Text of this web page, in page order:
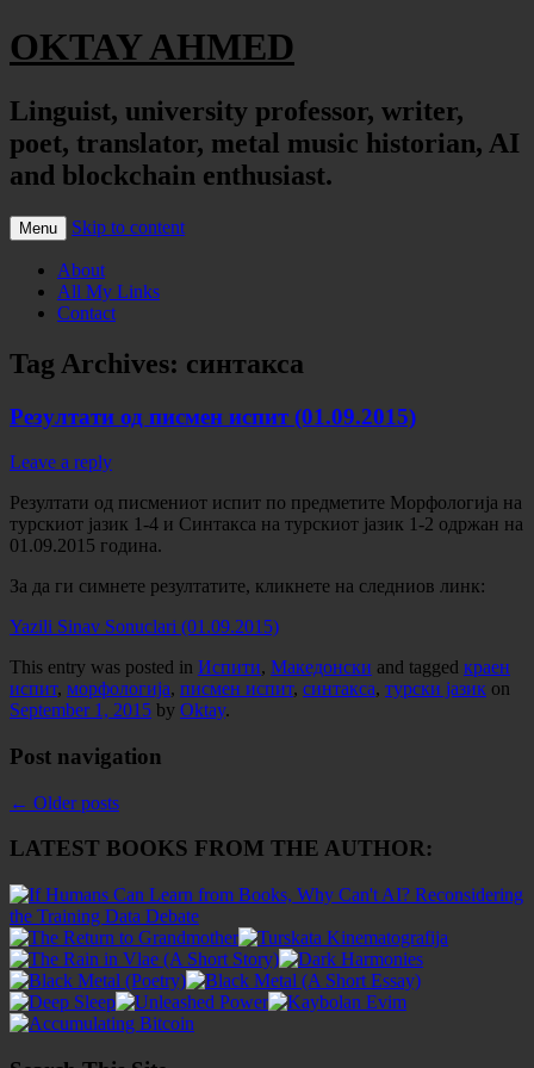
OKTAY AHMED
Linguist, university professor, writer,
poet, translator, metal music historian, AI
and blockchain enthusiast.
Menu Skip to content
About
All My Links
Contact
Tag Archives: синтакса
Резултати од писмен испит (01.09.2015)
Leave a reply
Резултати од писмениот испит по предметите Морфологија на
турскиот јазик 1-4 и Синтакса на турскиот јазик 1-2 одржан на
01.09.2015 година.
За да ги симнете резултатите, кликнете на следниов линк:
Yazili Sinav Sonuclari (01.09.2015)
This entry was posted in Испити, Македонски and tagged краен
испит, морфологија, писмен испит, синтакса, турски јазик on
September 1, 2015 by Oktay.
Post navigation
← Older posts
LATEST BOOKS FROM THE AUTHOR: